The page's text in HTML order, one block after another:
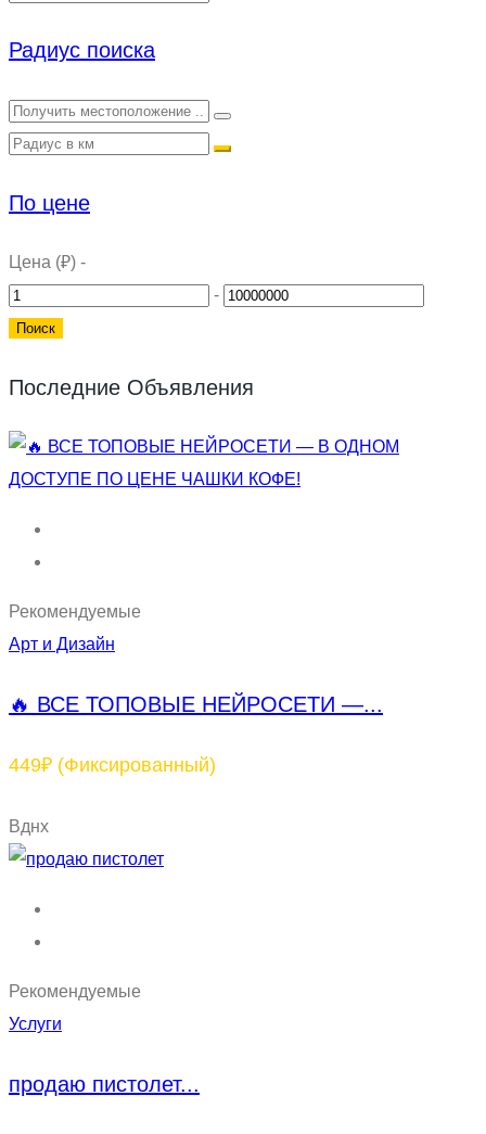
Радиус поиска
По цене
Цена (₽) -
-
Последние Объявления
Рекомендуемые
Арт и Дизайн
🔥 ВСЕ ТОПОВЫЕ НЕЙРОСЕТИ —...
449₽ (Фиксированный)
Вднх
Рекомендуемые
Услуги
продаю пистолет...